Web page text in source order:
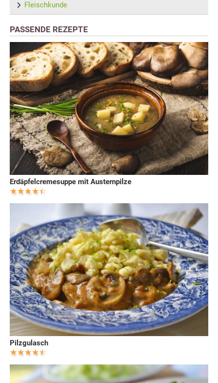
Fleischkunde
PASSENDE REZEPTE
Erdäpfelcremesuppe mit Austernpilze
Pilzgulasch